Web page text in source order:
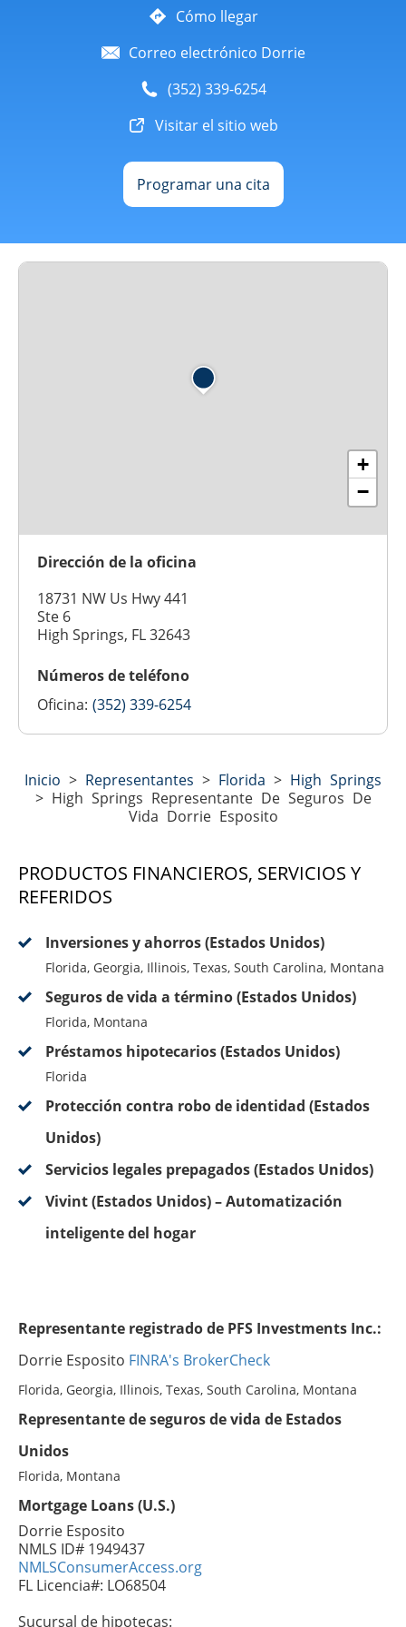
Cómo llegar
Correo electrónico Dorrie
(352) 339-6254
Visitar el sitio web
Programar una cita
+
−
Dirección de la oficina
18731 NW Us Hwy 441
Ste 6
High Springs, FL 32643
Números de teléfono
Oficina: (352) 339-6254
Inicio > Representantes > Florida > High Springs
> High Springs Representante De Seguros De
Vida Dorrie Esposito
PRODUCTOS FINANCIEROS, SERVICIOS Y
REFERIDOS
Inversiones y ahorros (Estados Unidos)
Florida, Georgia, Illinois, Texas, South Carolina, Montana
Seguros de vida a término (Estados Unidos)
Florida, Montana
Préstamos hipotecarios (Estados Unidos)
Florida
Protección contra robo de identidad (Estados
Unidos)
Servicios legales prepagados (Estados Unidos)
Vivint (Estados Unidos) – Automatización
inteligente del hogar
Representante registrado de PFS Investments Inc.:
Dorrie Esposito FINRA's BrokerCheck
Florida, Georgia, Illinois, Texas, South Carolina, Montana
Representante de seguros de vida de Estados
Unidos
Florida, Montana
Mortgage Loans (U.S.)
Dorrie Esposito
NMLS ID# 1949437
NMLSConsumerAccess.org
FL Licencia#: LO68504
Sucursal de hipotecas: